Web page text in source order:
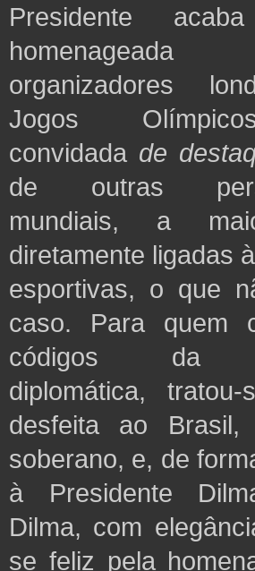
Presidente
organizadores
Jogos
convidada de
de outras
mundiais, a
diretamente ligadas
esportivas, o que
caso. Para quem
códigos da
diplomática,
desfeita ao
soberano, e, de
à Presidente
Dilma, com
se feliz pela